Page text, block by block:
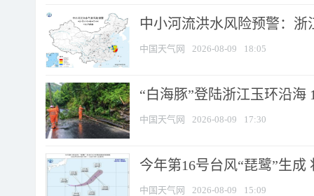
中小河流洪水风险预警：
中国天气网 2026-08-09 18:05
“白海豚”登陆浙江玉环沿海
中国天气网 2026-08-09 17:30
今年第16号台风“琵鹭”生
中国天气网 2026-08-09 15:09